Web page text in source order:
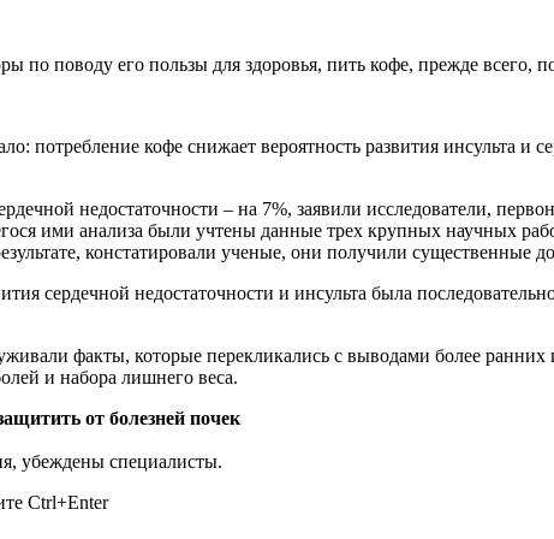
по поводу его пользы для здоровья, пить кофе, прежде всего,
потребление кофе снижает вероятность развития инсульта
недостаточности – на 7%, заявили исследователи,
ими анализа были учтены данные трех крупных научных
констатировали ученые, они получили существенные
сердечной недостаточности и инсульта была
факты, которые перекликались с выводами более
и набора лишнего веса.
от болезней почек
убеждены специалисты.
Ctrl+Enter